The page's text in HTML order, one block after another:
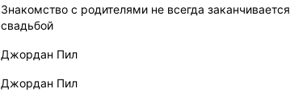
Знакомство с родителями не всегда заканчивается
свадьбой
Джордан Пил
Джордан Пил